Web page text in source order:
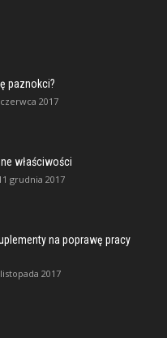
paznokci?
2017
właściwości
grudnia 2017
na poprawę pracy
2017